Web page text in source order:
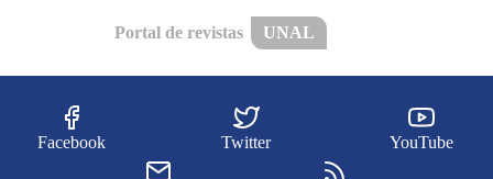
Portal de revistas UNAL
Facebook Twitter YouTube